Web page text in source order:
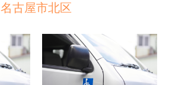
名古屋市北区